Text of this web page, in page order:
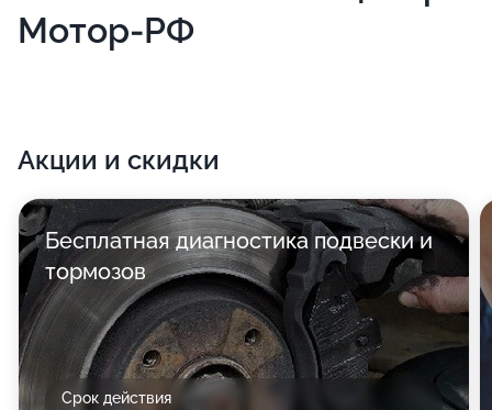
Мотор-РФ
Акции и скидки
Бесплатная диагностика подвески и
тормозов
Срок действия